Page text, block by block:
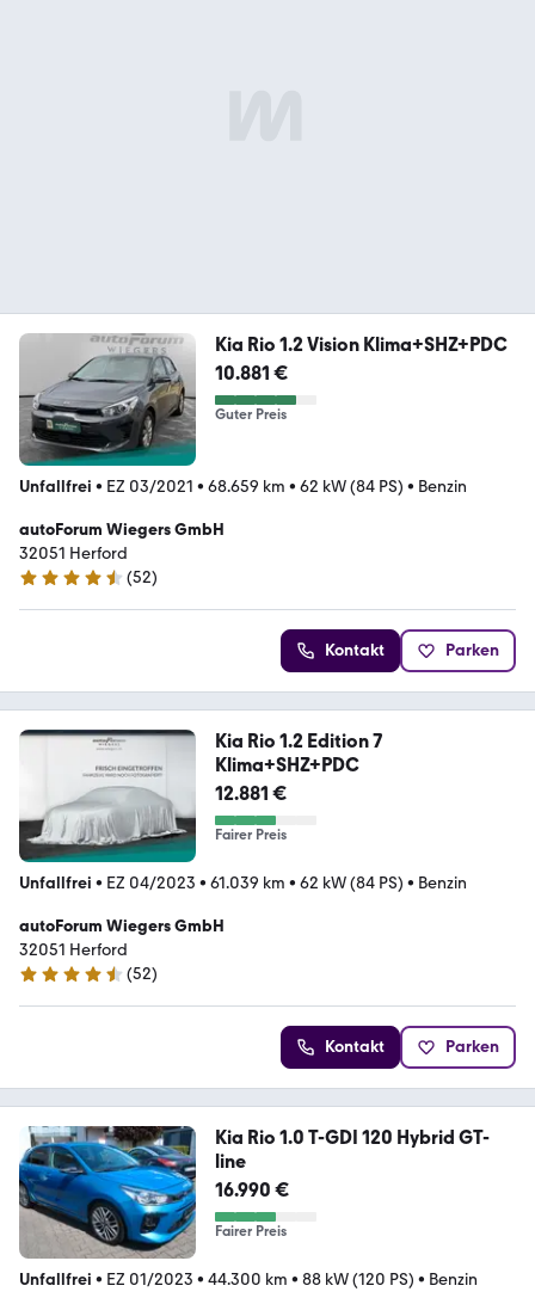
Kia Rio 1.2 Vision Klima+SHZ+PDC
10.881 €
Guter Preis
Unfallfrei • EZ 03/2021 • 68.659 km • 62 kW (84 PS) • Benzin
autoForum Wiegers GmbH
32051 Herford
4.7 Sterne
(52)
Kontakt Parken
Kia Rio 1.2 Edition 7
Klima+SHZ+PDC
12.881 €
Fairer Preis
Unfallfrei • EZ 04/2023 • 61.039 km • 62 kW (84 PS) • Benzin
autoForum Wiegers GmbH
32051 Herford
4.7 Sterne
(52)
Kontakt Parken
Kia Rio 1.0 T-GDI 120 Hybrid GT-
line
16.990 €
Fairer Preis
Unfallfrei • EZ 01/2023 • 44.300 km • 88 kW (120 PS) • Benzin